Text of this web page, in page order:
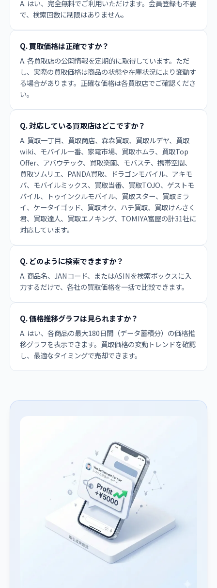
A. はい、完全無料でご利用いただけます。会員登録も不要
で、検索回数に制限はありません。
Q. 買取価格は正確ですか？
A. 各買取店の公開情報を定期的に取得しています。ただ
し、実際の買取価格は商品の状態や在庫状況により変動す
る場合があります。正確な価格は各買取店でご確認くださ
い。
Q. 対応している買取店はどこですか？
A. 買取一丁目、買取商店、森森買取、買取ルデヤ、買取
wiki、モバイル一番、家電市場、買取ホムラ、買取Top
Offer、アバウテック、買取楽園、モバステ、携帯空間、
買取ソムリエ、PANDA買取、ドラゴンモバイル、アキモ
バ、モバイルミックス、買取当番、買取TOJO、ゲストモ
バイル、トゥインクルモバイル、買取スター、買取ミラ
イ、ケータイゴッド、買取オク、ハチ買取、買取けんさく
君、買取達人、買取エノキング、TOMIYA富屋の計31社に
対応しています。
Q. どのように検索できますか？
A. 商品名、JANコード、またはASINを検索ボックスに入
力するだけで、各社の買取価格を一括で比較できます。
Q. 価格推移グラフは見られますか？
A. はい、各商品の最大180日間（データ蓄積分）の価格推
移グラフを表示できます。買取価格の変動トレンドを確認
し、最適なタイミングで売却できます。